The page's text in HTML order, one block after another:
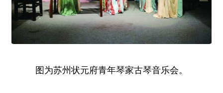
图为苏州状元府青年琴家古琴音乐会。